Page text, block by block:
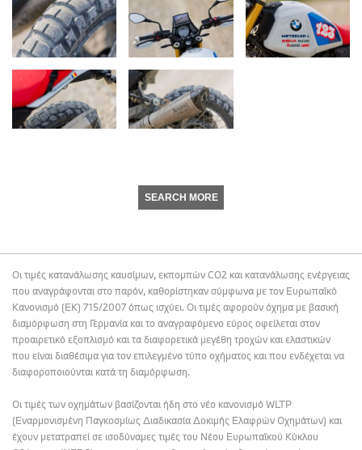
SEARCH MORE
Οι τιμές κατανάλωσης καυσίμων, εκπομπών CO2 και κατανάλωσης ενέργειας
που αναγράφονται στο παρόν, καθορίστηκαν σύμφωνα με τον Ευρωπαϊκό
Κανονισμό (ΕΚ) 715/2007 όπως ισχύει. Οι τιμές αφορούν όχημα με βασική
διαμόρφωση στη Γερμανία και το αναγραφόμενο εύρος οφείλεται στον
προαιρετικό εξοπλισμό και τα διαφορετικά μεγέθη τροχών και ελαστικών
που είναι διαθέσιμα για τον επιλεγμένο τύπο οχήματος και που ενδέχεται να
διαφοροποιούνται κατά τη διαμόρφωση.
Οι τιμές των οχημάτων βασίζονται ήδη στο νέο κανονισμό WLTP
(Εναρμονισμένη Παγκοσμίως Διαδικασία Δοκιμής Ελαφρών Οχημάτων) και
έχουν μετατραπεί σε ισοδύναμες τιμές του Νέου Ευρωπαϊκού Κύκλου